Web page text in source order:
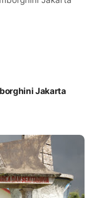
Jakarta